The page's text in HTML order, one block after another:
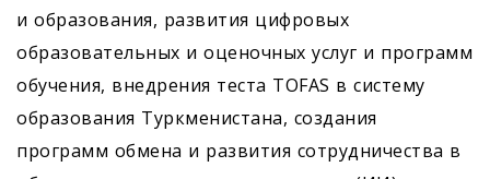
и образования, развития цифровых
образовательных и оценочных услуг и программ
обучения, внедрения теста TOFAS в систему
образования Туркменистана, создания
программ обмена и развития сотрудничества в